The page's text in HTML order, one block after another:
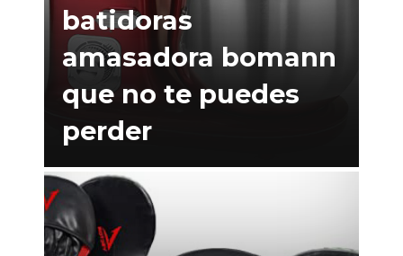
batidoras
amasadora bomann
que no te puedes
perder